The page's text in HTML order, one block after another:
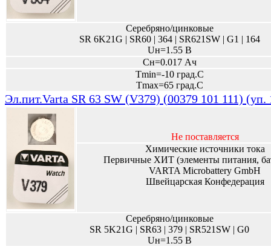
Серебряно/цинковые
SR 6K21G | SR60 | 364 | SR621SW | G1 | 164
Uн=1.55 В
Сн=0.017 Ач
Tmin=-10 град.С
Tmax=65 град.С
Эл.пит.Varta SR 63 SW (V379) (00379 101 111) (уп.
Не поставляется
Химические источники тока
Первичные ХИТ (элементы питания,
VARTA Microbattery GmbH
Швейцарская Конфедерация
Серебряно/цинковые
SR 5K21G | SR63 | 379 | SR521SW | G0
Uн=1.55 В